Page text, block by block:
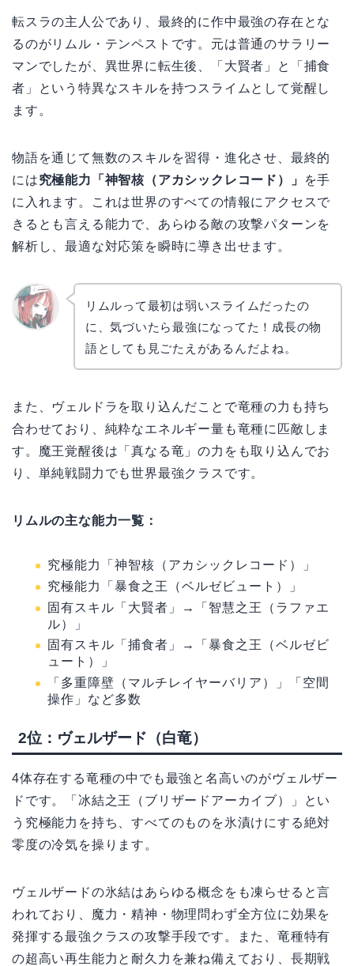
転スラの主人公であり、最終的に作中最強の存在とな
るのがリムル・テンペストです。元は普通のサラリー
マンでしたが、異世界に転生後、「大賢者」と「捕食
者」という特異なスキルを持つスライムとして覚醒し
ます。
物語を通じて無数のスキルを習得・進化させ、最終的
には究極能力「神智核（アカシックレコード）」
を手
に入れます。これは世界のすべての情報にアクセスで
きるとも言える能力で、あらゆる敵の攻撃パターンを
解析し、最適な対応策を瞬時に導き出せます。
リムルって最初は弱いスライムだったの
に、気づいたら最強になってた！成長の物
語としても見ごたえがあるんだよね。
また、ヴェルドラを取り込んだことで竜種の力も持ち
合わせており、純粋なエネルギー量も竜種に匹敵しま
す。魔王覚醒後は「真なる竜」の力をも取り込んでお
り、単純戦闘力でも世界最強クラスです。
リムルの主な能力一覧：
究極能力「神智核（アカシックレコード）」
究極能力「暴食之王（ベルゼビュート）」
固有スキル「大賢者」→「智慧之王（ラファエ
ル）」
固有スキル「捕食者」→「暴食之王（ベルゼビ
ュート）」
「多重障壁（マルチレイヤーバリア）」「空間
操作」など多数
2位：ヴェルザード（白竜）
4体存在する竜種の中でも最強と名高いのがヴェルザー
ドです。「冰結之王（ブリザードアーカイブ）」とい
う究極能力を持ち、すべてのものを氷漬けにする絶対
零度の冷気を操ります。
ヴェルザードの氷結はあらゆる概念をも凍らせると言
われており、魔力・精神・物理問わず全方位に効果を
発揮する最強クラスの攻撃手段です。また、竜種特有
の超高い再生能力と耐久力を兼ね備えており、長期戦